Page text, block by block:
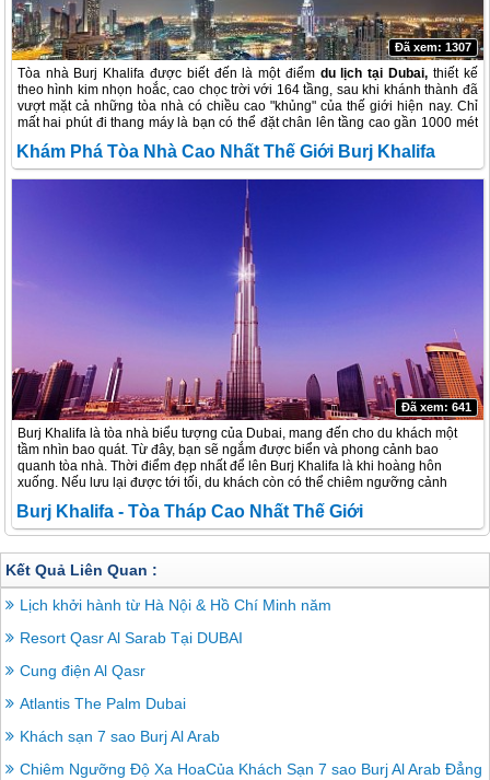
Tòa nhà Burj Khalifa được biết đến là một điểm du lịch tại Dubai, thiết kế
theo hình kim nhọn hoắc, cao chọc trời với 164 tầng, sau khi khánh thành đã
vượt mặt cả những tòa nhà có chiều cao "khủng" của thế giới hiện nay. Chỉ
mất hai phút đi thang máy là bạn có thể đặt chân lên tầng cao gần 1000 mét
Đã xem: 1307
Khám Phá Tòa Nhà Cao Nhất Thế Giới Burj Khalifa
Burj Khalifa là tòa nhà biểu tượng của Dubai, mang đến cho du khách một
tầm nhìn bao quát. Từ đây, bạn sẽ ngắm được biển và phong cảnh bao
quanh tòa nhà. Thời điểm đẹp nhất để lên Burj Khalifa là khi hoàng hôn
xuống. Nếu lưu lại được tới tối, du khách còn có thể chiêm ngưỡng cảnh
Đã xem: 641
Burj Khalifa - Tòa Tháp Cao Nhất Thế Giới
Kết Quả Liên Quan :
Lịch khởi hành từ Hà Nội & Hồ Chí Minh năm
Resort Qasr Al Sarab Tại DUBAI
Cung điện Al Qasr
Atlantis The Palm Dubai
Khách sạn 7 sao Burj Al Arab
Chiêm Ngưỡng Độ Xa HoaCủa Khách Sạn 7 sao Burj Al Arab Đẳng